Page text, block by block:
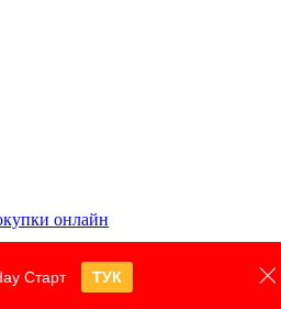
онлайн
Старт ТУК